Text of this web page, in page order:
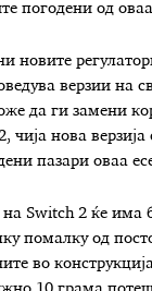
погодени од
новите
верзии на
да ги замени
чија нова верзија
пазари оваа
на Switch 2 ќе има
помалку од
во